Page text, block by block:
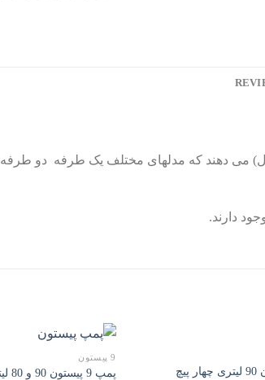
می دهند که مدلهای مختلف یک طرفه دو طرفه
دارند.
9 پیستون
پمپ 9 پیستون 90 و 80 لیتری چهار پیچ